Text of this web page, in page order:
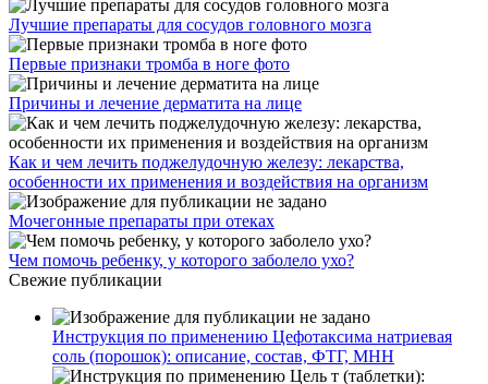
Лучшие препараты для сосудов головного мозга
Первые признаки тромба в ноге фото
Причины и лечение дерматита на лице
Как и чем лечить поджелудочную железу: лекарства,
особенности их применения и воздействия на организм
Мочегонные препараты при отеках
Чем помочь ребенку, у которого заболело ухо?
Свежие публикации
Инструкция по применению Цефотаксима натриевая
соль (порошок): описание, состав, ФТГ, МНН